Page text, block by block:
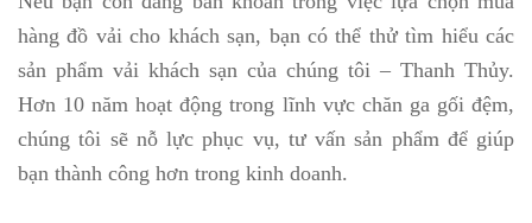
hàng đồ vải cho khách sạn, bạn có thể thử tìm hiểu các
sản phẩm vải khách sạn của chúng tôi – Thanh Thủy.
Hơn 10 năm hoạt động trong lĩnh vực chăn ga gối đệm,
chúng tôi sẽ nỗ lực phục vụ, tư vấn sản phẩm để giúp
bạn thành công hơn trong kinh doanh.